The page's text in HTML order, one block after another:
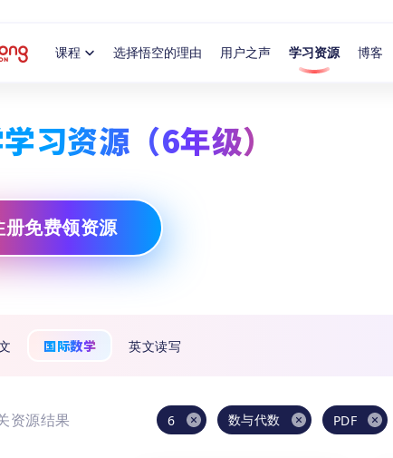
课程 选择悟空的理由 用户之声 学习资源 博客
习资源（6年级）
册免费领资源
国际数学 英文读写
资源结果 6 数与代数 PDF